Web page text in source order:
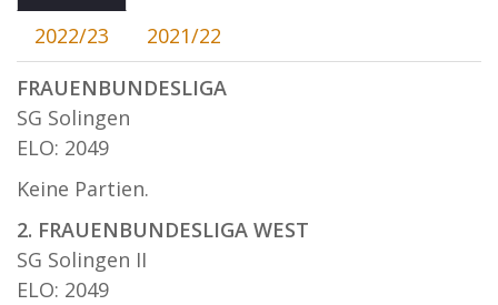
2022/23
2021/22
FRAUENBUNDESLIGA
SG Solingen
ELO: 2049
Keine Partien.
2. FRAUENBUNDESLIGA WEST
SG Solingen II
ELO: 2049